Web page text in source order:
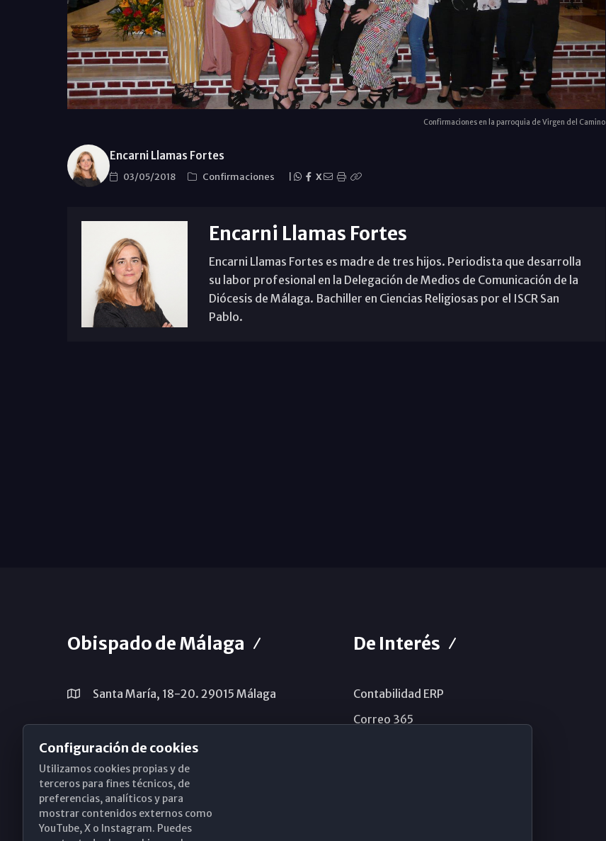
Confirmaciones en la parroquia de Virgen del Camino
Encarni Llamas Fortes
03/05/2018 Confirmaciones X
Encarni Llamas Fortes
Encarni Llamas Fortes es madre de tres hijos. Periodista que desarrolla
su labor profesional en la Delegación de Medios de Comunicación de la
Diócesis de Málaga. Bachiller en Ciencias Religiosas por el ISCR San
Pablo.
Obispado de Málaga
Santa María, 18-20. 29015 Málaga
(+34) 952 224 386
obispado@diocesismalaga.es
De Interés
Contabilidad ERP
Correo 365
Configuración de cookies
Utilizamos cookies propias y de
terceros para fines técnicos, de
preferencias, analíticos y para
mostrar contenidos externos como
YouTube, X o Instagram. Puedes